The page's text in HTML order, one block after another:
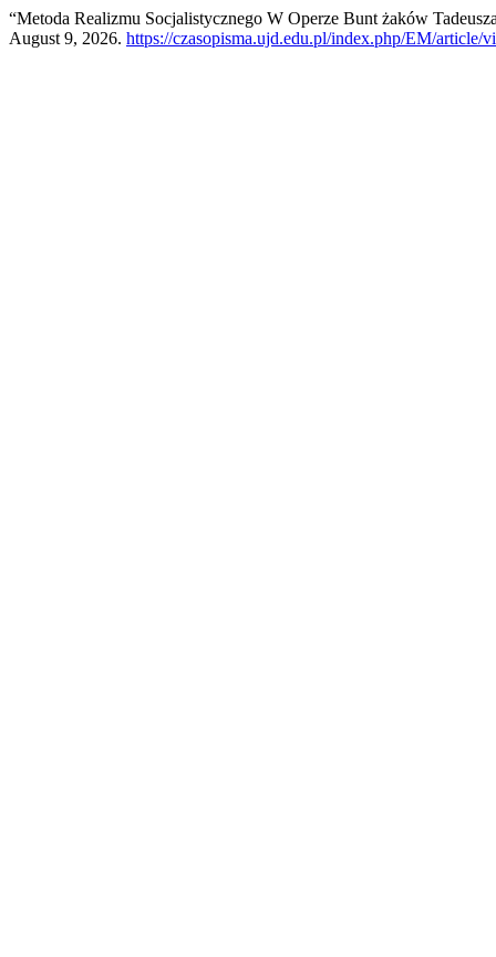
“Metoda Realizmu Socjalistycznego W Operze Bunt żaków
August 9, 2026. https://czasopisma.ujd.edu.pl/index.php/EM/article/